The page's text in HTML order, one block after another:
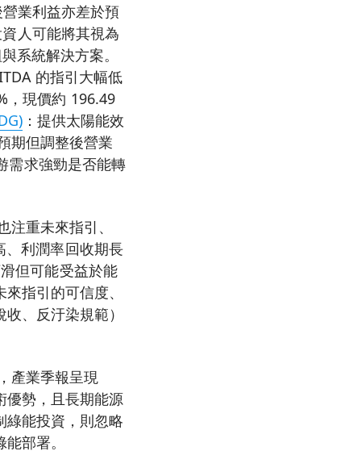
業利益亦差於預
人可能將其視為
系統解決方案。
的指引大幅低
，現價約 196.49
：提供太陽能效
期但調整後營業
需求強勁是否能轉
重未來指引、
、利潤率回收期長
但可能受益於能
指引的可信度、
、反汙染規範）
產業季報呈現
勢，且長期能源
綠能投資，則忽略
部署。